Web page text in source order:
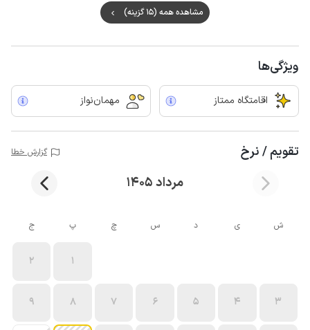
مشاهده همه (15 گزینه)
ویژگی‌ها
اقامتگاه ممتاز مهمان‌نواز
تقویم / نرخ گزارش خطا
مرداد 1405
ش ی د س چ پ ج
1
2
3
4
5
6
7
8
9